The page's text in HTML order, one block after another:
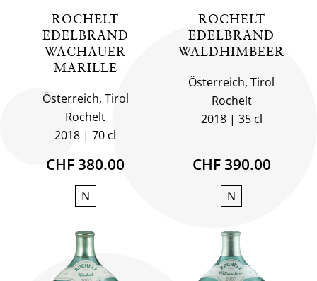
ROCHELT
EDELBRAND
WACHAUER
MARILLE
Österreich, Tirol
Rochelt
2018
70 cl
CHF 380.00
N
ROCHELT
EDELBRAND
WALDHIMBEER
Österreich, Tirol
Rochelt
2018
35 cl
CHF 390.00
N